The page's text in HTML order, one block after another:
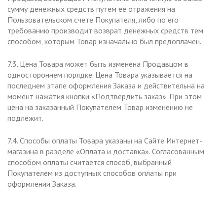
сумму денежных средств путем ее отражения на
Пользовательском счете Покупателя, либо по его
требованию производит возврат денежных средств тем
способом, которым Товар изначально был предоплачен.
7.3. Цена Товара может быть изменена Продавцом в
одностороннем порядке. Цена Товара указывается на
последнем этапе оформления Заказа и действительна на
момент нажатия кнопки «Подтвердить заказ». При этом
цена на заказанный Покупателем Товар изменению не
подлежит.
7.4. Способы оплаты Товара указаны на Сайте Интернет-
магазина в разделе «Оплата и доставка». Согласованным
способом оплаты считается способ, выбранный
Покупателем из доступных способов оплаты при
оформлении Заказа.